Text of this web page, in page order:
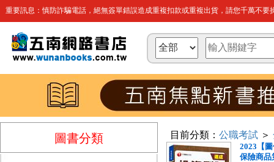
重要訊息：慎防詐騙電話，絕無簽單錯誤造成重複扣款或重複出貨，請您千萬不要
圖書分類 目前分類： 公職考試 ＞
2023【
保險商品